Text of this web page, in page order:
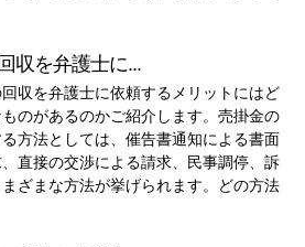
収を弁護士に...
収を弁護士に依頼するメリットにはど
のがあるのかご紹介します。売掛金の
方法としては、催告書通知による書面
直接の交渉による請求、民事調停、訴
ざまな方法が挙げられます。どの方法